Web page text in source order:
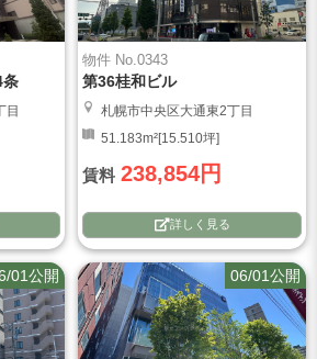
条
目
物件 No.0343
第36桂和ビル
札幌市中央区大通東2丁目
51.183m²[15.510坪]
賃料 238,854円
詳しく見る
01公開 06/01公開